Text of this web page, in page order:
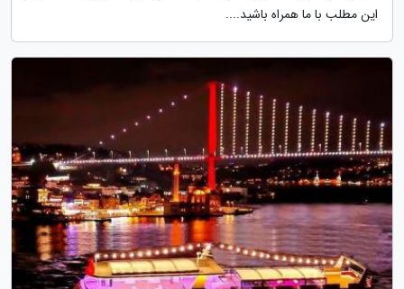
این مطلب با ما همراه باشید....